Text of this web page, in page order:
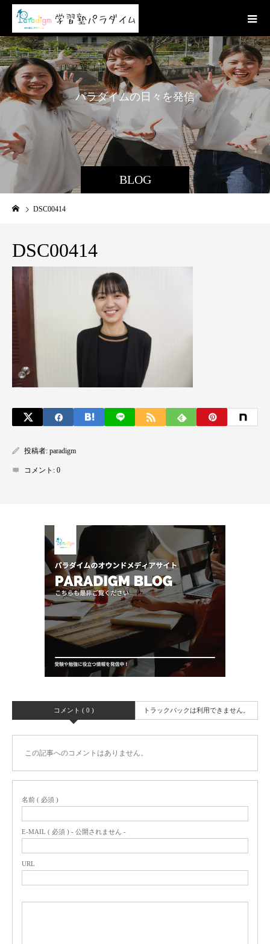
BLOG
パラダイムの 日 々 を発信
DSC00414
DSC00414
投稿者: paradigm
コメント: 0
コメント ( 0 ) トラックバックは利用できません。
この記事へのコメントはありません。
名前 ( 必須 )
E-MAIL ( 必須 ) - 公開されません -
URL